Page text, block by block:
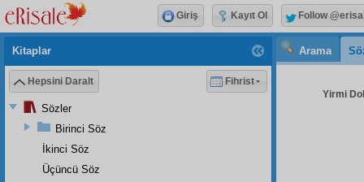
Arama
Yirmi
Kitaplar
Hepsini Daralt Fihrist
Sözler
Birinci Söz
İkinci Söz
Üçüncü Söz
Giriş Kayıt Ol Follow